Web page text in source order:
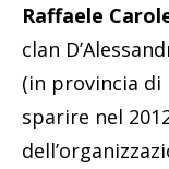
Raffaele
clan
(in provincia di
sparire nel